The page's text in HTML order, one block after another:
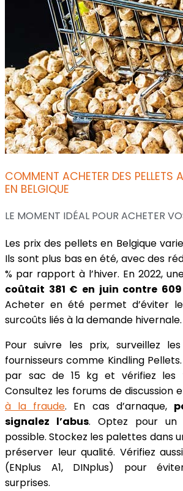
COMMENT ACHETER DES PELLETS
EN BELGIQUE
LE MOMENT IDÉAL POUR ACHETER
Les prix des pellets en Belgique
Ils sont plus bas en été, avec des
% par rapport à l’hiver. En 2022,
coûtait 381 € en juin contre
Acheter en été permet d’éviter
surcoûts liés à la demande hivernale.
Pour suivre les prix, surveillez
fournisseurs comme Kindling
par sac de 15 kg et vérifiez les
Consultez les forums de discussion
à la fraude. En cas d’arnaque,
signalez l’abus. Optez pour un
possible. Stockez les palettes dans
préserver leur qualité. Vérifiez
(ENplus A1, DINplus) pour
surprises.